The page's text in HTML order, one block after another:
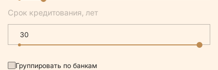
Срок кредитования, лет
Группировать по банкам